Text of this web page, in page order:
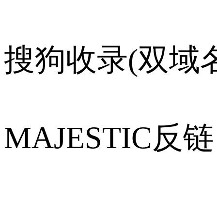
搜狗收录(双域
MAJESTIC反链